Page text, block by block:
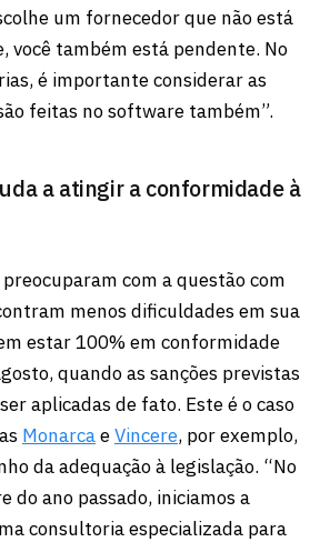
um fornecedor que não está
você também está pendente. No
é importante considerar as
feitas no software também”.
a atingir a conformidade à
com a questão com
menos dificuldades em sua
estar 100% em conformidade
quando as sanções previstas
aplicadas de fato. Este é o caso
MonarcaeVincere, por exemplo,
da adequação à legislação. “No
do ano passado, iniciamos a
consultoria especializada para